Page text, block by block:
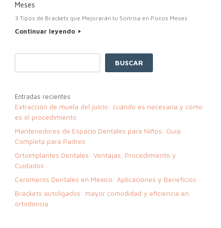
Meses
3 Tipos de Brackets que Mejorarán tu Sonrisa en Pocos Meses
Continuar leyendo
BUSCAR
Entradas recientes
Extracción de muela del juicio: cuándo es necesaria y cómo
es el procedimiento
Mantenedores de Espacio Dentales para Niños: Guía
Completa para Padres
Ortoimplantes Dentales: Ventajas, Procedimiento y
Cuidados
Cerómeros Dentales en México: Aplicaciones y Beneficios
Brackets autoligados: mayor comodidad y eficiencia en
ortodoncia